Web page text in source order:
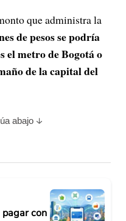
que administra la
de pesos se podría
el metro de Bogotá o
de la capital del
abajo
pagar con